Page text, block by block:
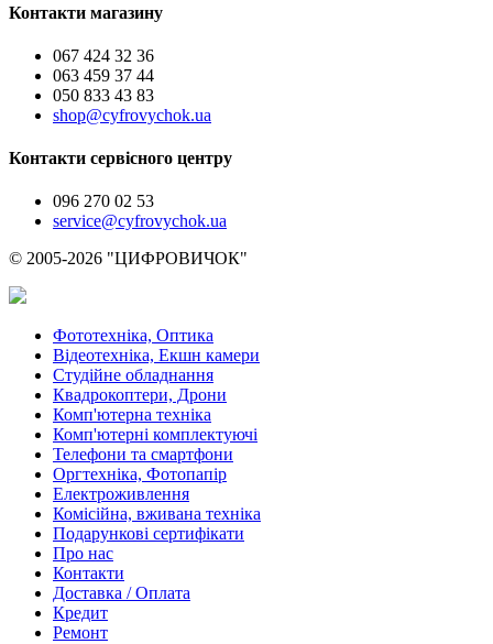
Контакти магазину
067 424 32 36
063 459 37 44
050 833 43 83
shop@cyfrovychok.ua
Контакти сервісного центру
096 270 02 53
service@cyfrovychok.ua
© 2005-2026 "ЦИФРОВИЧОК"
Фототехніка, Оптика
Відеотехніка, Екшн камери
Студійне обладнання
Квадрокоптери, Дрони
Комп'ютерна техніка
Комп'ютерні комплектуючі
Телефони та смартфони
Оргтехніка, Фотопапір
Електроживлення
Комісійна, вживана техніка
Подарункові сертифікати
Про нас
Контакти
Доставка / Оплата
Кредит
Ремонт